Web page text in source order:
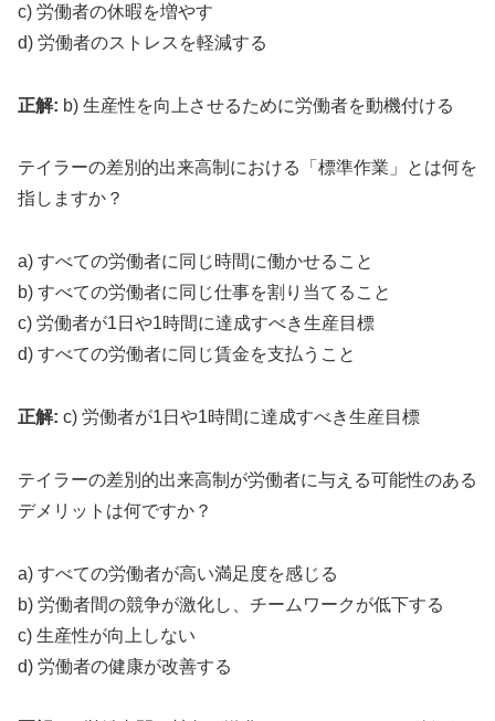
c) 労働者の休暇を増やす
d) 労働者のストレスを軽減する
正解: b) 生産性を向上させるために労働者を動機付ける
テイラーの差別的出来高制における「標準作業」とは何を
指しますか？
a) すべての労働者に同じ時間に働かせること
b) すべての労働者に同じ仕事を割り当てること
c) 労働者が1日や1時間に達成すべき生産目標
d) すべての労働者に同じ賃金を支払うこと
正解: c) 労働者が1日や1時間に達成すべき生産目標
テイラーの差別的出来高制が労働者に与える可能性のある
デメリットは何ですか？
a) すべての労働者が高い満足度を感じる
b) 労働者間の競争が激化し、チームワークが低下する
c) 生産性が向上しない
d) 労働者の健康が改善する